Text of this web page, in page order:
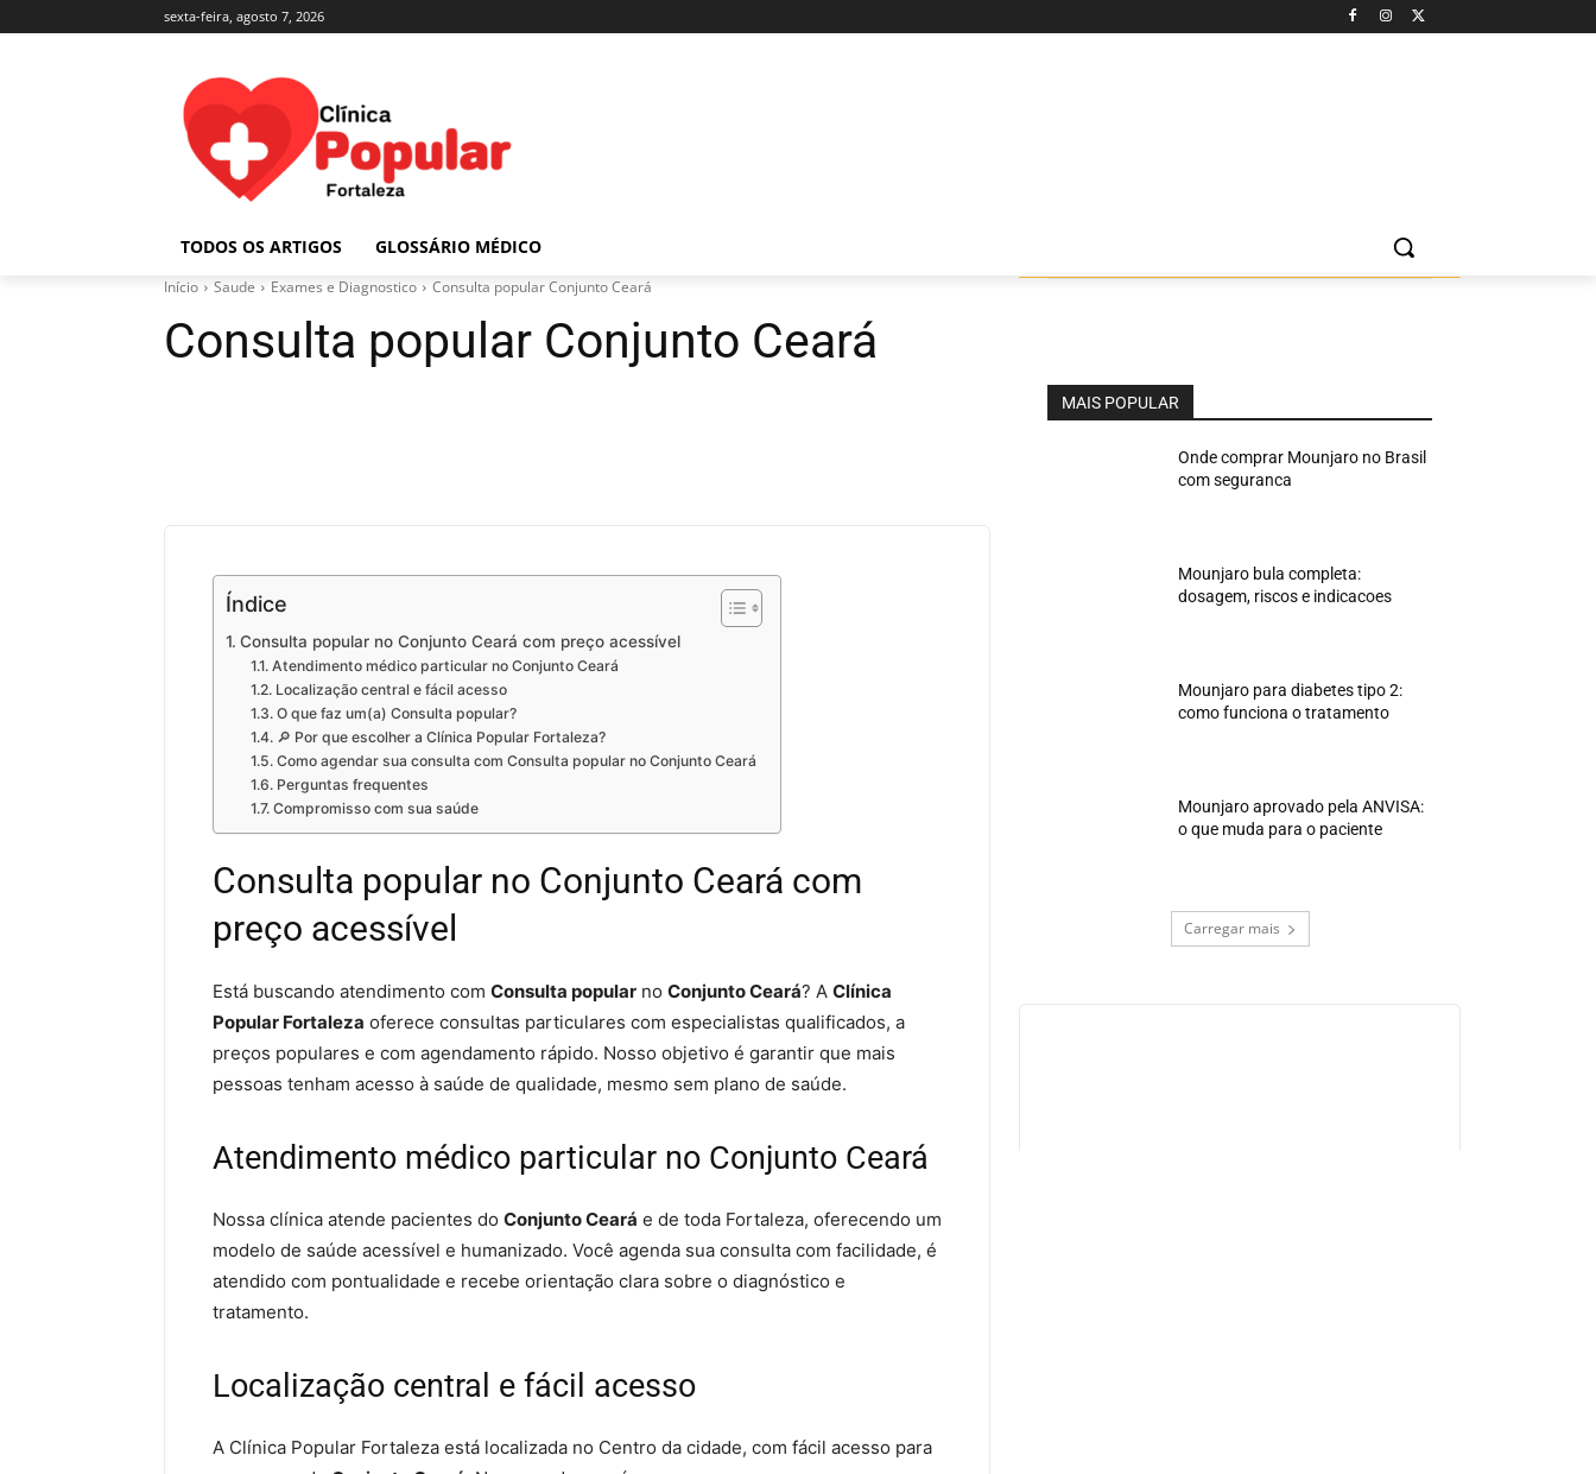
sexta-feira, agosto 7, 2026
TODOS OS ARTIGOS GLOSSÁRIO MÉDICO
Início Saude Exames e Diagnostico Consulta popular Conjunto Ceará
Consulta popular Conjunto Ceará
Índice
Consulta popular no Conjunto Ceará com preço acessível
Atendimento médico particular no Conjunto Ceará
Localização central e fácil acesso
O que faz um(a) Consulta popular?
🔎 Por que escolher a Clínica Popular Fortaleza?
Como agendar sua consulta com Consulta popular no Conjunto Ceará
Perguntas frequentes
Compromisso com sua saúde
Consulta popular no Conjunto Ceará com
preço acessível
Está buscando atendimento com Consulta popular no Conjunto Ceará? A Clínica
Popular Fortaleza oferece consultas particulares com especialistas qualificados, a
preços populares e com agendamento rápido. Nosso objetivo é garantir que mais
pessoas tenham acesso à saúde de qualidade, mesmo sem plano de saúde.
Atendimento médico particular no Conjunto Ceará
Nossa clínica atende pacientes do Conjunto Ceará e de toda Fortaleza, oferecendo um
modelo de saúde acessível e humanizado. Você agenda sua consulta com facilidade, é
atendido com pontualidade e recebe orientação clara sobre o diagnóstico e
tratamento.
Localização central e fácil acesso
A Clínica Popular Fortaleza está localizada no Centro da cidade, com fácil acesso para
MAIS POPULAR
Onde comprar Mounjaro no Brasil
com seguranca
Mounjaro bula completa:
dosagem, riscos e indicacoes
Mounjaro para diabetes tipo 2:
como funciona o tratamento
Mounjaro aprovado pela ANVISA:
o que muda para o paciente
Carregar mais